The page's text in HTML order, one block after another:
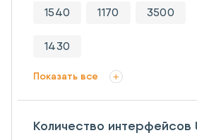
1540 1170 3500
1430
Показать все
Количество интерфейсов